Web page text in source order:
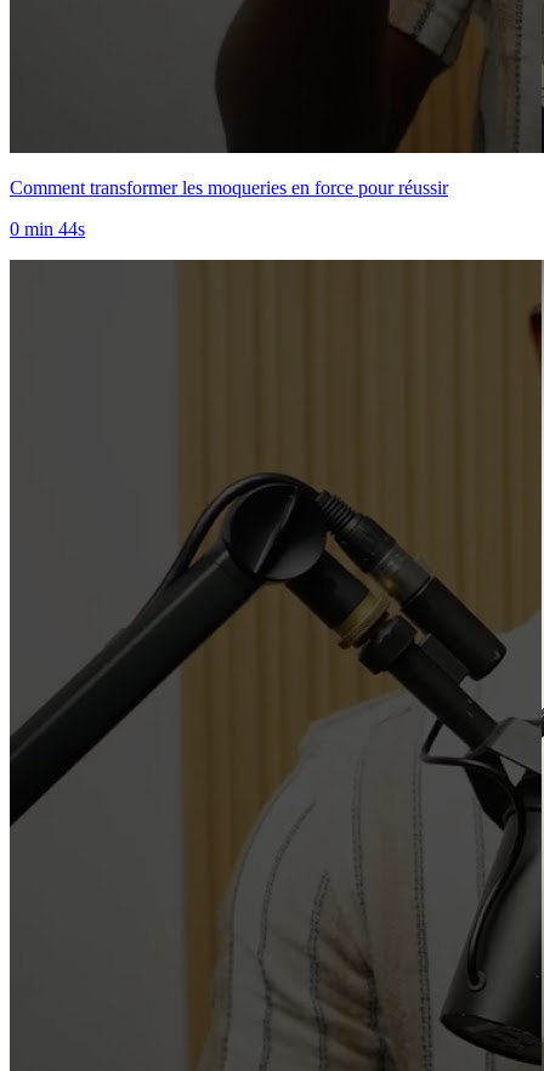
Comment transformer les moqueries en force pour réussir
0 min 44s